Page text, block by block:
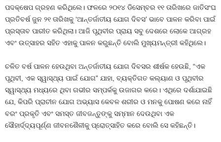
ପଦକ୍ଷେପ ଗ୍ରହଣ କରିଥିଲେ। ଫଳରେ ୨୦୧୪ ଡିସେମ୍ବର ୧୧ ତାରିଖରେ ଜାତିସଂଘ
ପ୍ରତିବର୍ଷ ଜୁନ ୨୧ ତାରିଖକୁ ‘ଆନ୍ତର୍ଜାତୀୟ ଯୋଗ ଦିବସ’ ଭାବେ ପାଳନ କରିବା ପାଇଁ
ପ୍ରସ୍ତାବ ପାରୀତ କରିଥିଲା। ଆଜି ପୃଥିବୀର ପ୍ରାୟ ସବୁ ଦେଶରେ ଲୋକେ ଆଗ୍ରହ
ଏବଂ ଉତ୍ସାହର ସହିତ ଏହାକୁ ପାଳନ କରୁଛନ୍ତି ବୋଲି ମୁଖ୍ୟମନ୍ତ୍ରୀ କହିଥିଲେ।
ଚଳିତ ବର୍ଷ ପାଳନ ହେଉଥିବା ଅନ୍ତର୍ଜାତୀୟ ଯୋଗ ଦିବସର ଶୀର୍ଷକ ହେଉଛି, “ଏକ
ପୃଥିବୀ, ଏକ ସ୍ୱାସ୍ଥ୍ୟ ପାଇଁ ଯୋଗ” ଯାହା, ବ୍ୟକ୍ତିଗତ କଲ୍ୟାଣ ଓ ପୃଥିବୀର
ସ୍ୱାସ୍ଥ୍ୟ ମଧ୍ୟରେ ଥିବା ଗଭୀର ସମ୍ପର୍କକୁ ଉଜାଗର କରେ। ଏଥିରେ ଦର୍ଶାଯାଇଛି
ଯେ, କିପରି ପ୍ରାଚୀନ ଯୋଗ ଅଭ୍ୟାସ କେବଳ ଶରୀର ଓ ମନକୁ ପୋଷଣ କରେ ନାହିଁ
ବରଂ ପ୍ରକୃତି ଏବଂ ସମସ୍ତ ଜୀବଜନ୍ତୁଙ୍କୁ ସମ୍ମାନ ଦେଉଥିବା ଏକ
ସୌହାର୍ଦ୍ଦ୍ୟପୂର୍ଣ୍ଣ ଜୀବନଶୈଳୀକୁ ପ୍ରୋତ୍ସାହିତ କରେ ବୋଲି ସେ କହିଛନ୍ତି।